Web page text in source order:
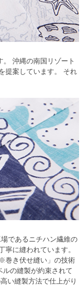
。 沖縄の南国リゾート
提案しています。 それ
であるニチハン繊維の
寧に縫われています。
巻き伏せ縫い」の技術
の縫製が約束されて
い縫製方法で仕上がり